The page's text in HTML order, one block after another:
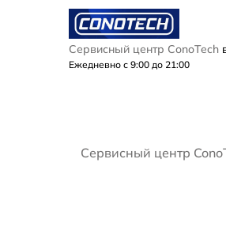
Сервисный центр ConoTech
Ежедневно с 9:00 до 21:00
Сервисный центр